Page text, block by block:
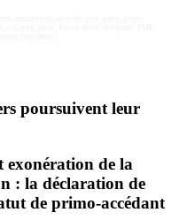
poursuivent leur
exonération de la
: la déclaration de
de primo-accédant